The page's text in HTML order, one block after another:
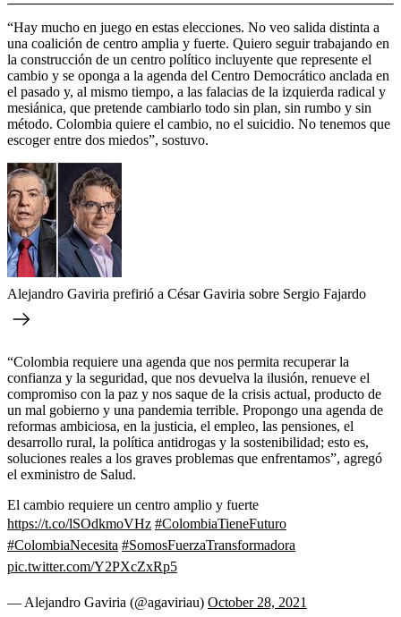
“Hay mucho en juego en estas elecciones. No veo salida distinta a
una coalición de centro amplia y fuerte. Quiero seguir trabajando en
la construcción de un centro político incluyente que represente el
cambio y se oponga a la agenda del Centro Democrático anclada en
el pasado y, al mismo tiempo, a las falacias de la izquierda radical y
mesiánica, que pretende cambiarlo todo sin plan, sin rumbo y sin
método. Colombia quiere el cambio, no el suicidio. No tenemos que
escoger entre dos miedos”, sostuvo.
Alejandro Gaviria prefirió a César Gaviria sobre Sergio Fajardo
“Colombia requiere una agenda que nos permita recuperar la
confianza y la seguridad, que nos devuelva la ilusión, renueve el
compromiso con la paz y nos saque de la crisis actual, producto de
un mal gobierno y una pandemia terrible. Propongo una agenda de
reformas ambiciosa, en la justicia, el empleo, las pensiones, el
desarrollo rural, la política antidrogas y la sostenibilidad; esto es,
soluciones reales a los graves problemas que enfrentamos”, agregó
el exministro de Salud.
El cambio requiere un centro amplio y fuerte
https://t.co/lSOdkmoVHz #ColombiaTieneFuturo
#ColombiaNecesita #SomosFuerzaTransformadora
pic.twitter.com/Y2PXcZxRp5
— Alejandro Gaviria (@agaviriau) October 28, 2021